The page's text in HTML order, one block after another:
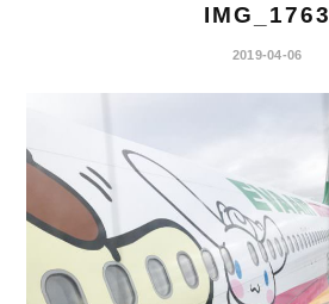
IMG_1763
2019-04-06